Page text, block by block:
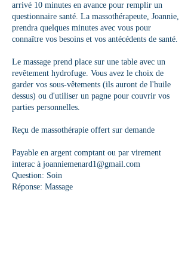
arrivé 10 minutes en avance pour remplir un
questionnaire santé. La massothérapeute, Joannie,
prendra quelques minutes avec vous pour
connaître vos besoins et vos antécédents de santé.
Le massage prend place sur une table avec un
revêtement hydrofuge. Vous avez le choix de
garder vos sous-vêtements (ils auront de l'huile
dessus) ou d'utiliser un pagne pour couvrir vos
parties personnelles.
Reçu de massothérapie offert sur demande
Payable en argent comptant ou par virement
interac à joanniemenard1@gmail.com
Question: Soin
Réponse: Massage